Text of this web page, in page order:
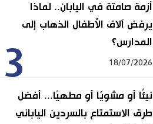
3
أزمة صامتة في اليابان.. لماذا
يرفض آلاف الأطفال الذهاب إلى
المدارس؟
18/07/2026
نيئًا أو مشويًا أو مطهيًا... أفضل
طرق الاستمتاع بالسردين الياباني